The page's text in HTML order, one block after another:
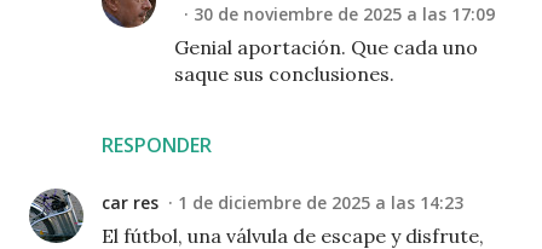
RESPONDER
30 de noviembre de 2025 a las 17:09
Genial aportación. Que cada uno
saque sus conclusiones.
car res 1 de diciembre de 2025 a las 14:23
El fútbol, una válvula de escape y disfrute,